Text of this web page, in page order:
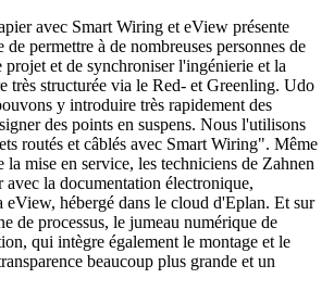
avec Smart Wiring et eView présente
permettre à de nombreuses personnes de
et de synchroniser l'ingénierie et la
très structurée via le Red- et Greenling. Udo
y introduire très rapidement des
des points en suspens. Nous l'utilisons
routés et câblés avec Smart Wiring". Même
la mise en service, les techniciens de Zahnen
avec la documentation électronique,
hébergé dans le cloud d'Eplan. Et sur
de processus, le jumeau numérique de
qui intègre également le montage et le
beaucoup plus grande et un